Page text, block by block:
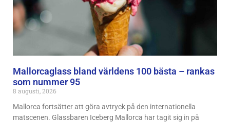
Mallorcaglass bland världens 100 bästa – rankas
som nummer 95
8 augusti, 2026
Mallorca fortsätter att göra avtryck på den internationella
matscenen. Glassbaren Iceberg Mallorca har tagit sig in på